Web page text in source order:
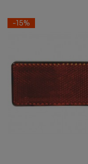
-15%